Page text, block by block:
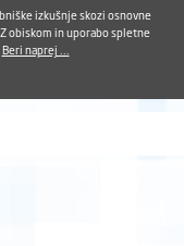
izkušnje skozi osnovne
obiskom in uporabo spletne
Beri naprej ...